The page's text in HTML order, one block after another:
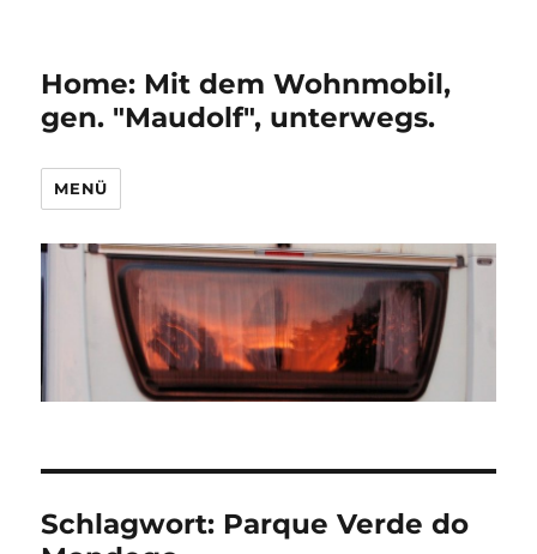
Home: Mit dem Wohnmobil,
gen. "Maudolf", unterwegs.
MENÜ
Schlagwort: Parque Verde do